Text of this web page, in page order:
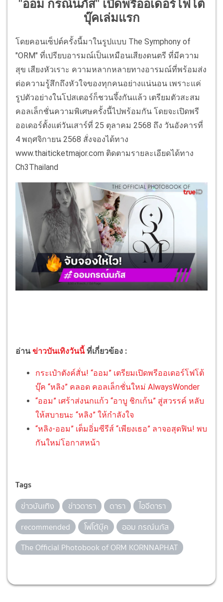
"ออม กรณ์นภัส" เปิดพรีออเดอร์โฟโต้
บุ๊คเล่มแรก
โดยคอนเซ็ปต์ครั้งนี้มาในรูปแบบ The Symphony of
"ORM" ที่เปรียบอารมณ์เป็นเหมือนเสียงดนตรี ที่มีความ
สุข เสียงหัวเราะ ความหลากหลายทางอารมณ์ที่พร้อมส่ง
ต่อความรู้สึกถึงหัวใจของทุกคนอย่างแน่นอน เพราะแค่
รูปตัวอย่างในโปสเตอร์ก็ชวนจึ้งกันแล้ว เตรียมตัวสะสม
คอลเล็กชั่นความพิเศษครั้งนี้ไปพร้อมกัน โดยจะเปิดพรี
ออเดอร์ตั้งแต่วันเสาร์ที่ 25 ตุลาคม 2568 ถึง วันอังคารที่
4 พฤศจิกายน 2568 สั่งจองได้ทาง
www.thaiticketmajor.com ติดตามรายละเอียดได้ทาง
Ch3Thailand
อ่านข่าวบันเทิงวันนี้ ที่เกี่ยวข้อง :
กระเป๋าตังค์สั่น! “ออม” เตรียมเปิดพรีออเดอร์โฟโต้
บุ๊ค “หลิง” คลอด คอลเล็กชั่นใหม่ AlwaysWonder
“ออม” เศร้าส่งนกแก้ว “อาบู ชิกเก้น” สู่สวรรค์ หลับ
ให้สบายนะ “หลิง” ให้กำลังใจ
“หลิง-ออม” เต็มอิ่มซีรีส์ “เพียงเธอ” ลาจอสุดฟิน! พบ
กันใหม่โอกาสหน้า
Tags
ข่าวบันเทิง ข่าวดารา ดารา
ไอจีดารา
recommended
โฟโต้บุ๊ค
ออม กรณ์นภัส
The Official Photobook of ORM KORNNAPHAT